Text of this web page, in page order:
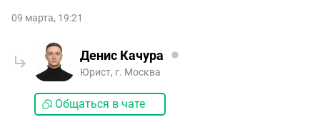
09 марта, 19:21
Денис Качура
Юрист, г. Москва
Общаться в чате